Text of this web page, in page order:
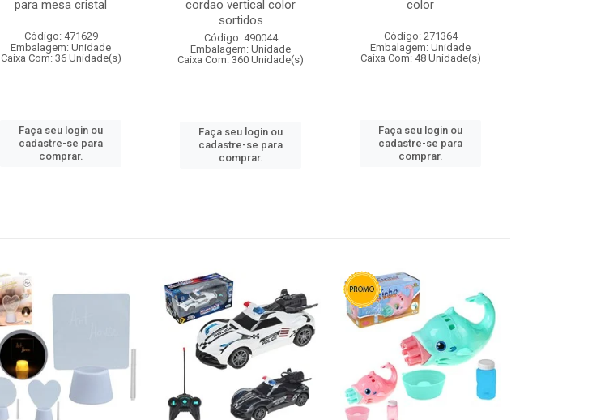
para mesa cristal
Código: 471629
Embalagem: Unidade
Caixa Com: 36 Unidade(s)
Faça seu login ou
cadastre-se para
comprar.
cordao vertical color
sortidos
Código: 490044
Embalagem: Unidade
Caixa Com: 360 Unidade(s)
Faça seu login ou
cadastre-se para
comprar.
color
Código: 271364
Embalagem: Unidade
Caixa Com: 48 Unidade(s)
Faça seu login ou
cadastre-se para
comprar.